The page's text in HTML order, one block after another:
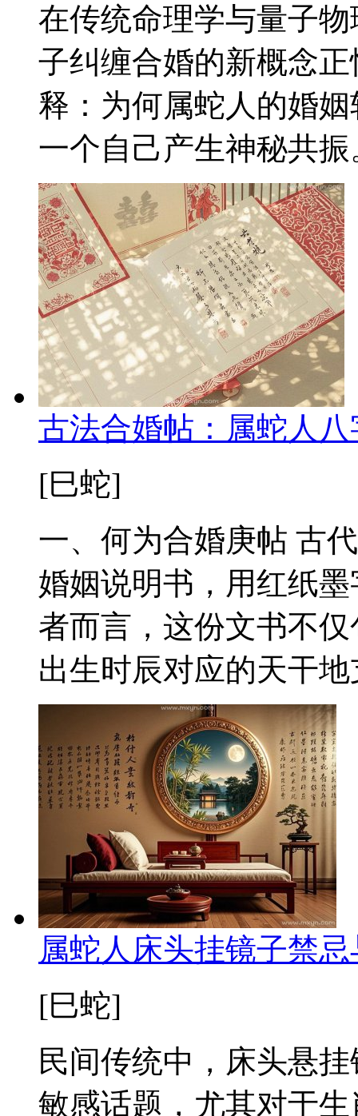
在传统命理学与量子
子纠缠合婚的新概念
释：为何属蛇人的婚
一个自己产生神秘共
古法合婚帖：属蛇人
[巳蛇]
一、何为合婚庚帖 古
婚姻说明书，用红纸
者而言，这份文书不
出生时辰对应的天干
属蛇人床头挂镜子禁
[巳蛇]
民间传统中，床头悬
敏感话题，尤其对于